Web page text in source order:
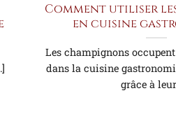
Comment utiliser
en cuisine
Les champignons
dans la cuisine
grâce à